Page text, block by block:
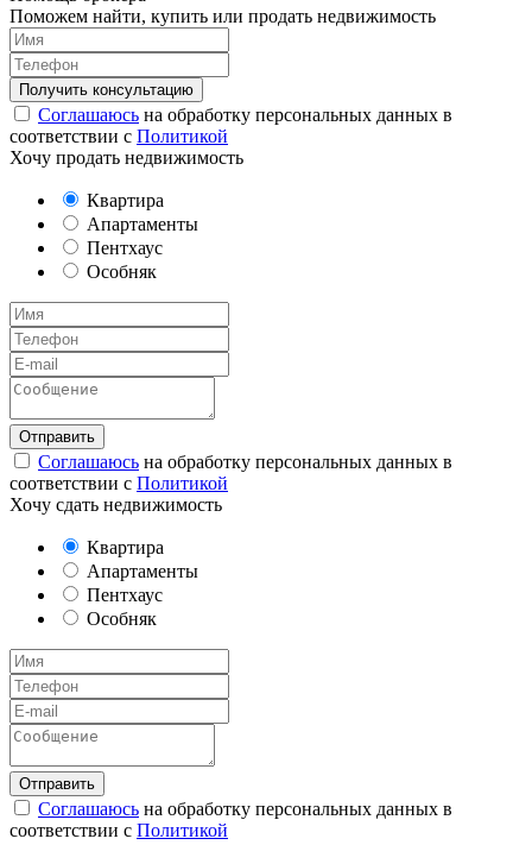
Поможем найти, купить или продать недвижимость
Соглашаюсь на обработку персональных данных в
соответствии с Политикой
Хочу продать недвижимость
Квартира
Апартаменты
Пентхаус
Особняк
Соглашаюсь на обработку персональных данных в
соответствии с Политикой
Хочу сдать недвижимость
Квартира
Апартаменты
Пентхаус
Особняк
Соглашаюсь на обработку персональных данных в
соответствии с Политикой